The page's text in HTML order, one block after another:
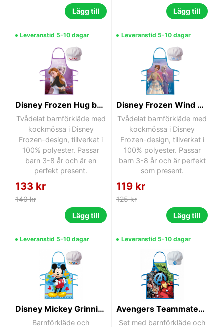
Lägg till
Lägg till
Leveranstid 5-10 dagar
Disney Frozen Hug barnförkläde 2-delat set
Tvådelat barnförkläde med
kockmössa i Disney
Frozen-design, tillverkat i
100% polyester. Passar
barn 3-8 år och är en
perfekt present.
133 kr
140 kr
Lägg till
Leveranstid 5-10 dagar
Disney Frozen Wind barnförkläde 2-delat set
Tvådelat barnförkläde med
kockmössa i Disney
Frozen-design, tillverkat i
100% polyester. Passar
barn 3-8 år och är perfekt
som present.
119 kr
125 kr
Lägg till
Leveranstid 5-10 dagar
Disney Mickey Grinning Colors barnförkläde 2-delars set
Barnförkläde och
Leveranstid 5-10 dagar
Avengers Teammates barnförkläde 2-delars set
Set med barnförkläde och